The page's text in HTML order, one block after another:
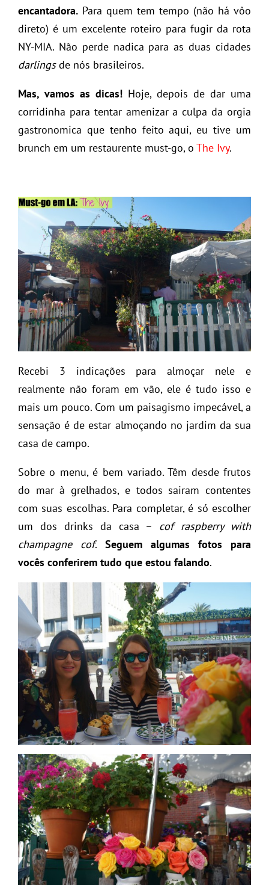
encantadora. Para quem tem tempo (não há vôo
direto) é um excelente roteiro para fugir da rota
NY-MIA. Não perde nadica para as duas cidades
darlingsde nós brasileiros.
Mas, vamos as dicas! Hoje, depois de dar uma
corridinha para tentar amenizar a culpa da orgia
gastronomica que tenho feito aqui, eu tive um
brunch em um restaurente must-go, o The Ivy.
Recebi 3 indicações para almoçar nele e
realmente não foram em vão, ele é tudo isso e
mais um pouco. Com um paisagismo impecável, a
sensação é de estar almoçando no jardim da sua
casa de campo.
Sobre o menu, é bem variado. Têm desde frutos
do mar à grelhados, e todos sairam contentes
com suas escolhas. Para completar, é só escolher
um dos drinks da casa – cof raspberry with
champagne cof. Seguem algumas fotos para
vocês conferirem tudo que estou falando.